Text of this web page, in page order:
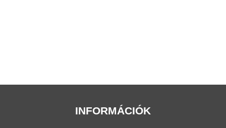
INFORMÁCIÓK